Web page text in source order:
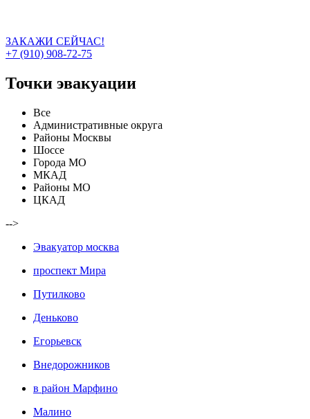
ЗАКАЖИ СЕЙЧАС!
+7 (910) 908-72-75
Точки эвакуации
Все
Административные округа
Районы Москвы
Шоссе
Города МО
МКАД
Районы МО
ЦКАД
-->
Эвакуатор москва
проспект Мира
Путилково
Деньково
Егорьевск
Внедорожников
в район Марфино
Малино